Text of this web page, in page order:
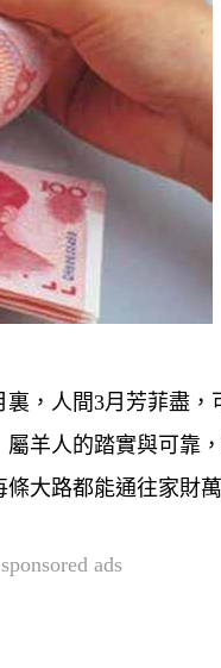
，人間3月芳菲盡
羊人的踏實與可靠
大路都能通往家財
sponsored ads